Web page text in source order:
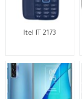
Itel IT 2173